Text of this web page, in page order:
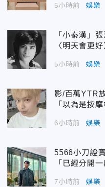
5小時前 娛樂
「小秦漢」
〈明天會更
5小時前 娛樂
影/百萬YTR
「以為是按
6小時前 娛樂
5566小刀證
「已經分開一
7小時前 娛樂